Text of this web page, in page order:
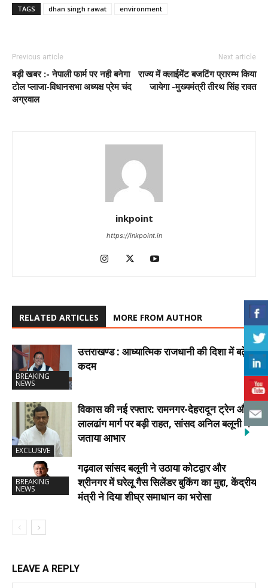
TAGS dhan singh rawat environment
Previous article
बड़ी खबर :- नेपाली फार्म पर नही बनेगा
टोल प्लाजा-विधानसभा अध्यक्ष प्रेम चंद
अग्रवाल
Next article
राज्य में क्लाईमेंट बजटिंग प्रारम्भ किया
जायेगा -मुख्यमंत्री तीरथ सिंह रावत
inkpoint
https://inkpoint.in
RELATED ARTICLES MORE FROM AUTHOR
BREAKING
NEWS
उत्तराखण्ड : आध्यात्मिक राजधानी की दिशा में बढ़े
कदम
EXCLUSIVE
विकास की नई रफ्तार: रामनगर-देहरादून ट्रेन और
लालढांग मार्ग पर बड़ी राहत, सांसद अनिल बलूनी ने
जताया आभार
BREAKING
NEWS
गढ़वाल सांसद बलूनी ने उठाया कोटद्वार और
श्रीनगर में घरेलू गैस सिलेंडर बुकिंग का मुद्दा, केंद्रीय
मंत्री ने दिया शीघ्र समाधान का भरोसा
LEAVE A REPLY